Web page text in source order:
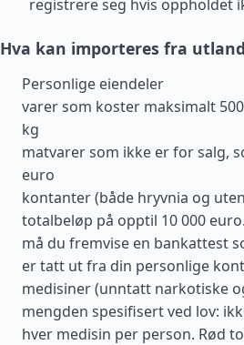
registrere seg hvis oppholdet
Hva kan importeres fra
Personlige eiendeler
varer som koster maksimalt
kg
matvarer som ikke er for salg,
euro
kontanter (både hryvnia og
totalbeløp på opptil 10 000
må du fremvise en bankattest
er tatt ut fra din personlige
medisiner (unntatt narkotiske
mengden spesifisert ved lov:
hver medisin per person. Rød